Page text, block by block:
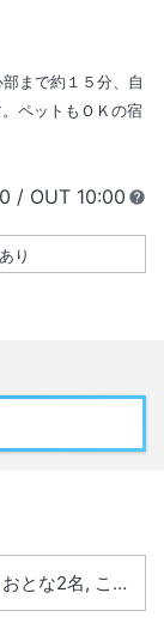
まで約１５分、自
ペットもＯＫの宿
クイン
/ OUT チェック
10:00
り